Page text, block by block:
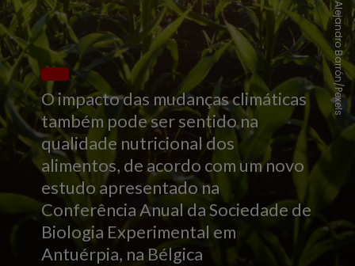
O impacto das mudanças climáticas
também pode ser sentido na
qualidade nutricional dos
alimentos, de acordo com um novo
estudo apresentado na
Conferência Anual da Sociedade de
Biologia Experimental em
Antuérpia, na Bélgica
Alejandro Barrón/Pexels